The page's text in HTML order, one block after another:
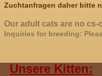
Zuchtanfragen daher bitte
Our adult cats are no cs-
Inquiries for breeding:
Unsere Kitten: